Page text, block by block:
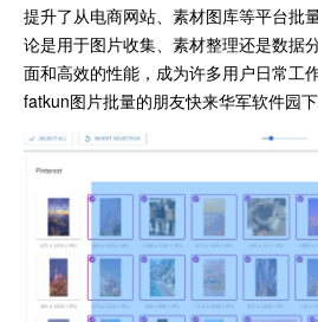
提升了从电商网站、素材图库等平台批
论是用于图片收集、素材整理还是数据
面和高效的性能，成为许多用户日常工
fatkun图片批量的朋友快来华军软件园下